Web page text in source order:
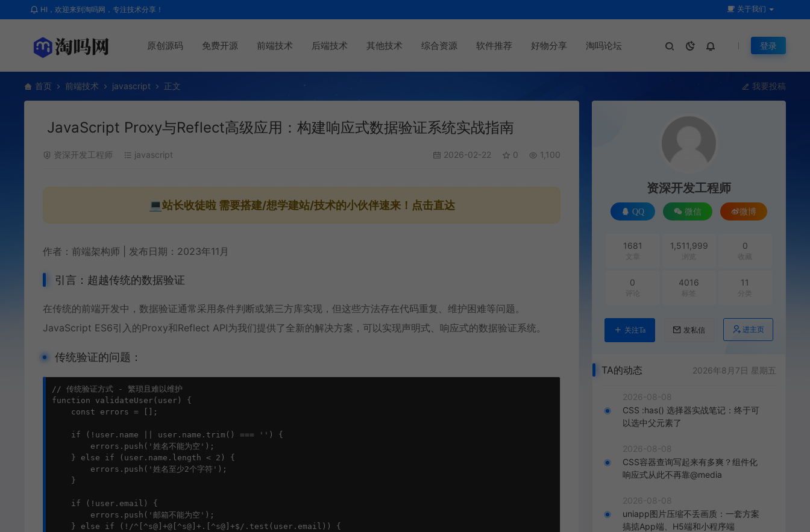
HI，欢迎来到淘吗网，专注技术分享！ 关于我们
原创源码 免费开源 前端技术 后端技术 其他技术 综合资源 软件推荐 好物分享 淘吗论坛 登录
首页 前端技术 javascript 正文 我要投稿
JavaScript Proxy与Reflect高级应用：构建响应式数据验证系统实战指南
资深开发工程师 javascript 2026-02-22 0 1,100
💻站长收徒啦 需要搭建/想学建站/技术的小伙伴速来！点击直达
作者：前端架构师 | 发布日期：2023年11月
引言：超越传统的数据验证
在传统的前端开发中，数据验证通常采用条件判断或第三方库实现，但这些方法存在代码重复、维护困难等问题。
JavaScript ES6引入的Proxy和Reflect API为我们提供了全新的解决方案，可以实现声明式、响应式的数据验证系统。
传统验证的问题：
// 传统验证方式 - 繁琐且难以维护
function validateUser(user) {
    const errors = [];
    if (!user.name || user.name.trim() === '') {
        errors.push('姓名不能为空');
    } else if (user.name.length < 2) {
        errors.push('姓名至少2个字符');
    }
    if (!user.email) {
        errors.push('邮箱不能为空');
    } else if (!/^[^s@]+@[^s@]+.[^s@]+$/.test(user.email)) {
资深开发工程师
QQ 微信 微博
1681
文章
1,511,999
浏览
0
收藏
0
评论
4016
标签
11
分类
关注Ta 发私信 进主页
TA的动态 2026年8月7日 星期五
2026-08-08
CSS :has() 选择器实战笔记：终于可
以选中父元素了
2026-08-08
CSS容器查询写起来有多爽？组件化
响应式从此不再靠@media
2026-08-08
uniapp图片压缩不丢画质：一套方案
搞掂App端、H5端和小程序端